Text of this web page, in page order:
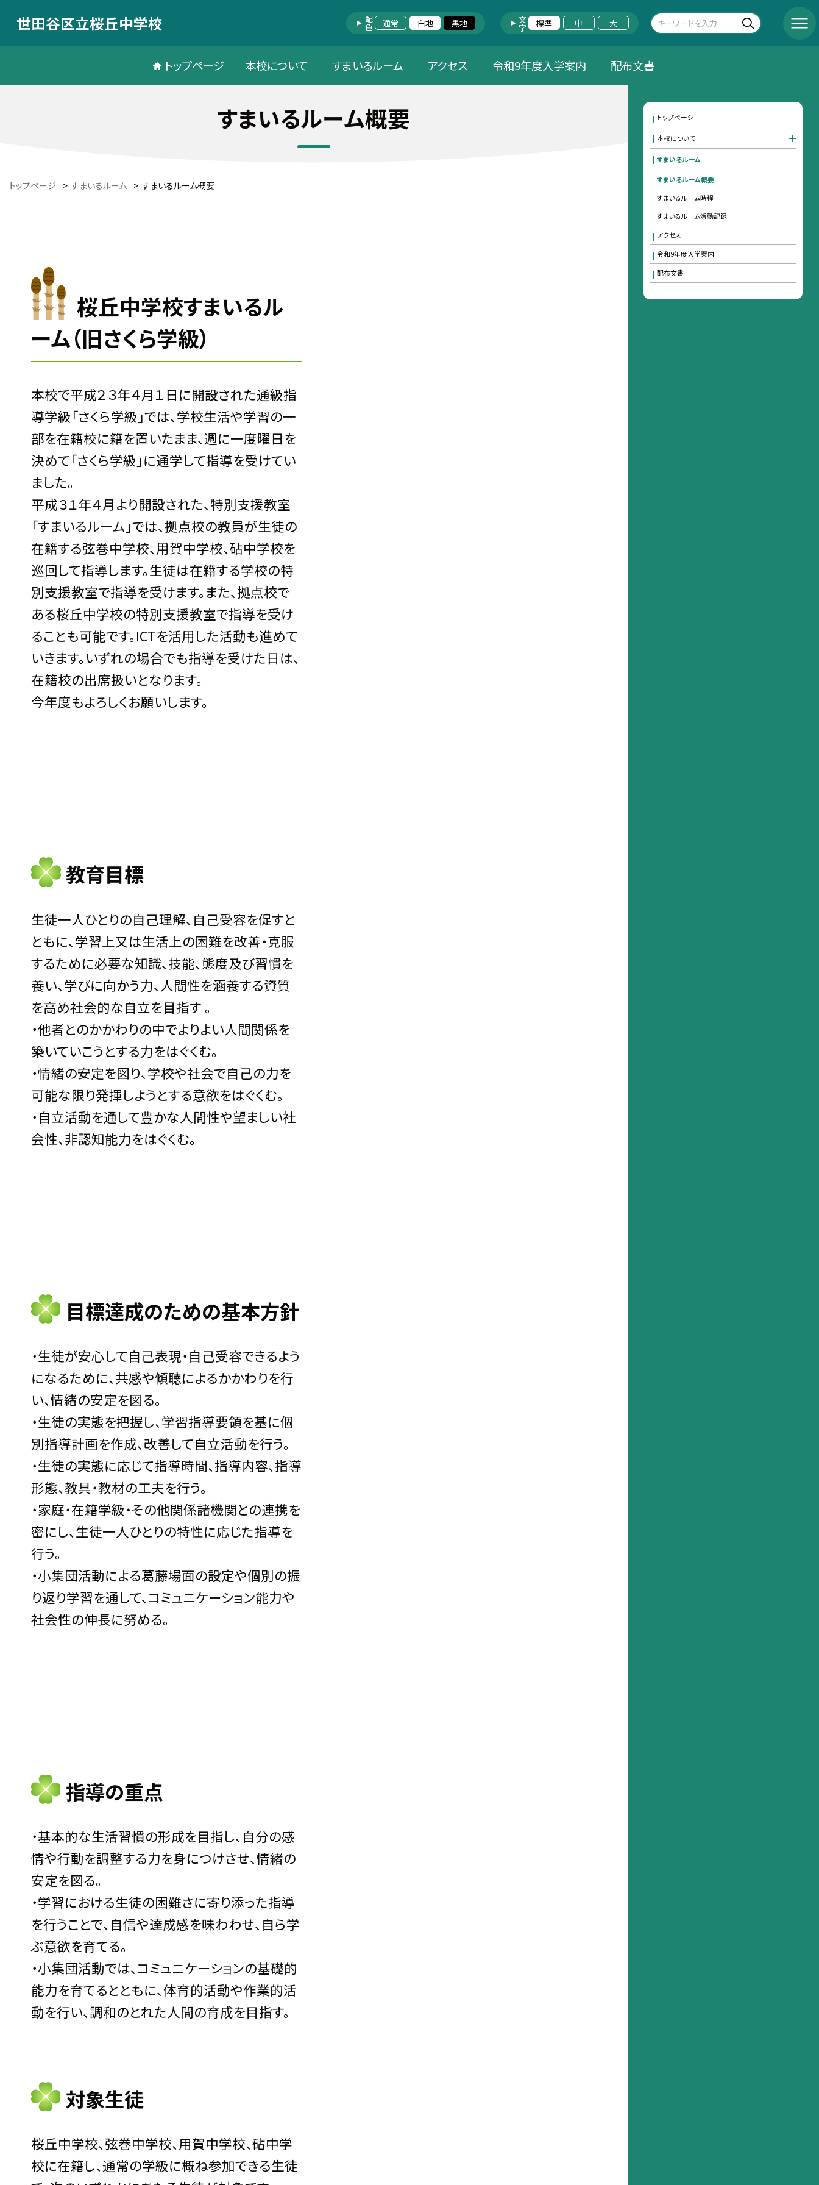
世田谷区立桜丘中学校 配色 通常 白地 黒地 文字 標準 中 大
トップページ 本校について すまいるルーム アクセス 令和9年度入学案内 配布文書
すまいるルーム概要
トップページ > すまいるルーム > すまいるルーム概要
桜丘中学校すまいるル
ーム（旧さくら学級）
本校で平成２３年４月１日に開設された通級指
導学級「さくら学級」では、学校生活や学習の一
部を在籍校に籍を置いたまま、週に一度曜日を
決めて「さくら学級」に通学して指導を受けてい
ました。
平成３１年４月より開設された、特別支援教室
「すまいるルーム」では、拠点校の教員が生徒の
在籍する弦巻中学校、用賀中学校、砧中学校を
巡回して指導します。生徒は在籍する学校の特
別支援教室で指導を受けます。また、拠点校で
ある桜丘中学校の特別支援教室で指導を受け
ることも可能です。ICTを活用した活動も進めて
いきます。いずれの場合でも指導を受けた日は、
在籍校の出席扱いとなります。
今年度もよろしくお願いします。
教育目標
生徒一人ひとりの自己理解、自己受容を促すと
ともに、学習上又は生活上の困難を改善・克服
するために必要な知識、技能、態度及び習慣を
養い、学びに向かう力、人間性を涵養する資質
を高め社会的な自立を目指す 。
・他者とのかかわりの中でよりよい人間関係を
築いていこうとする力をはぐくむ。
・情緒の安定を図り、学校や社会で自己の力を
可能な限り発揮しようとする意欲をはぐくむ。
・自立活動を通して豊かな人間性や望ましい社
会性、非認知能力をはぐくむ。
目標達成のための基本方針
・生徒が安心して自己表現・自己受容できるよう
になるために、共感や傾聴によるかかわりを行
い、情緒の安定を図る。
・生徒の実態を把握し、学習指導要領を基に個
別指導計画を作成、改善して自立活動を行う。
・生徒の実態に応じて指導時間、指導内容、指導
形態、教具・教材の工夫を行う。
・家庭・在籍学級・その他関係諸機関との連携を
密にし、生徒一人ひとりの特性に応じた指導を
行う。
・小集団活動による葛藤場面の設定や個別の振
り返り学習を通して、コミュニケーション能力や
社会性の伸長に努める。
指導の重点
・基本的な生活習慣の形成を目指し、自分の感
情や行動を調整する力を身につけさせ、情緒の
安定を図る。
・学習における生徒の困難さに寄り添った指導
を行うことで、自信や達成感を味わわせ、自ら学
ぶ意欲を育てる。
・小集団活動では、コミュニケーションの基礎的
能力を育てるとともに、体育的活動や作業的活
動を行い、調和のとれた人間の育成を目指す。
対象生徒
桜丘中学校、弦巻中学校、用賀中学校、砧中学
校に在籍し、通常の学級に概ね参加できる生徒
トップページ
本校について
すまいるルーム
すまいるルーム概要
すまいるルーム時程
すまいるルーム活動記録
アクセス
令和9年度入学案内
配布文書